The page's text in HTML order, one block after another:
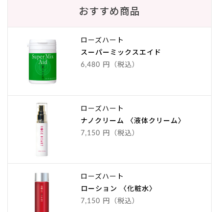
おすすめ商品
ローズハート
スーパーミックスエイド
6,480 円（税込）
ローズハート
ナノクリーム 〈液体クリーム〉
7,150 円（税込）
ローズハート
ローション 〈化粧水〉
7,150 円（税込）